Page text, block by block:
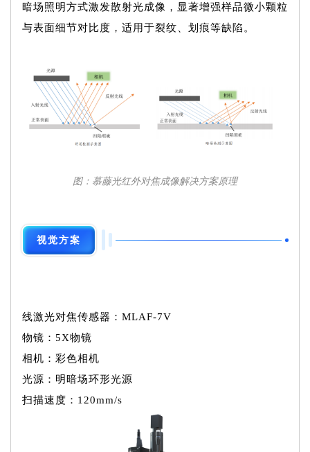
暗场照明方式激发散射光成像，显著增强样品微小颗粒
与表面细节对比度，适用于裂纹、划痕等缺陷。
图：慕藤光红外对焦成像解决方案原理
视觉方案
线激光对焦传感器：MLAF-7V
物镜：5X物镜
相机：彩色相机
光源：明暗场环形光源
扫描速度：120mm/s